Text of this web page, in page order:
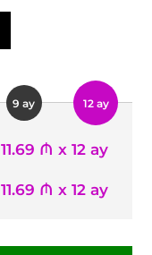
9 ay 12 ay
11.69 ₼ x 12 ay
11.69 ₼ x 12 ay